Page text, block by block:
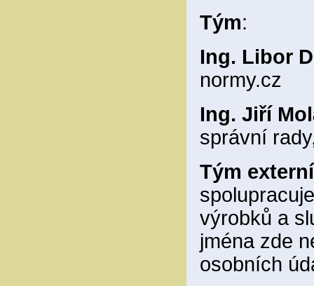
Tým:
Ing. Libor
normy.cz
Ing. Jiří
správní
Tým
výrobků a
jména zde
osobních